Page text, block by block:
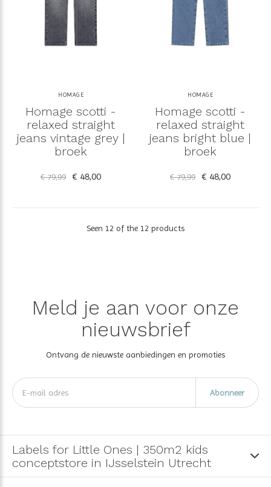
HOMAGE
Homage scotti -
relaxed straight
jeans vintage grey |
broek
€ 79,99 € 48,00
HOMAGE
Homage scotti -
relaxed straight
jeans bright blue |
broek
€ 79,99 € 48,00
Seen 12 of the 12 products
Meld je aan voor onze
nieuwsbrief
Ontvang de nieuwste aanbiedingen en promoties
Abonneer
Labels for Little Ones | 350m2 kids
conceptstore in IJsselstein Utrecht